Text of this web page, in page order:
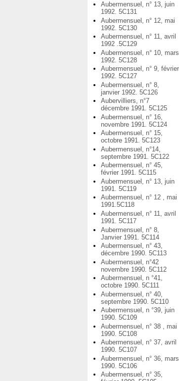
Aubermensuel, n° 13, juin
1992. 5C131
Aubermensuel, n° 12, mai
1992. 5C130
Aubermensuel, n° 11, avril
1992 .5C129
Aubermensuel, n° 10, mars
1992. 5C128
Aubermensuel, n° 9, février
1992. 5C127
Aubermensuel, n° 8,
janvier 1992. 5C126
Aubervilliers, n°7
décembre 1991. 5C125
Aubermensuel, n° 16,
novembre 1991. 5C124
Aubermensuel, n° 15,
octobre 1991. 5C123
Aubermensuel, n°14,
septembre 1991. 5C122
Aubermensuel, n° 45,
février 1991. 5C115
Aubermensuel, n° 13, juin
1991. 5C119
Aubermensuel, n° 12 , mai
1991.5C118
Aubermensuel, n° 11, avril
1991. 5C117
Aubermensuel, n° 8,
Janvier 1991. 5C114
Aubermensuel, n° 43,
décembre 1990. 5C113
Aubermensuel, n°42
novembre 1990. 5C112
Aubermensuel, n °41,
octobre 1990. 5C111
Aubermensuel, n° 40,
septembre 1990. 5C110
Aubermensuel, n °39, juin
1990. 5C109
Aubermensuel, n° 38 , mai
1990. 5C108
Aubermensuel, n° 37, avril
1990. 5C107
Aubermensuel, n° 36, mars
1990. 5C106
Aubermensuel, n° 35,